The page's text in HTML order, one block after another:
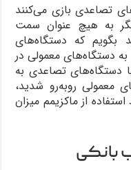
تصاعدی بازی می‌کنند
به هیچ عنوان سمت
بگویم که دستگاه‌های
دستگاه‌های معمولی در
دستگاه‌های تصاعدی به
روبه‌رو شدید،
از ماکزیمم میزان